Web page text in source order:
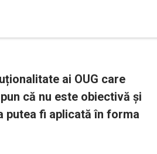
ai OUG care
că nu este obiectivă și
putea fi aplicată în forma